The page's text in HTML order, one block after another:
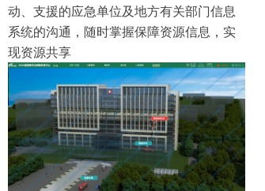
动、支援的应急单位及地方有关部门信息
系统的沟通，随时掌握保障资源信息，实
现资源共享